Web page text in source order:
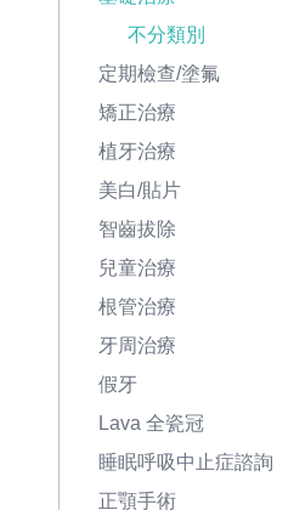
不分類別
定期檢查/塗氟
矯正治療
植牙治療
美白/貼片
智齒拔除
兒童治療
根管治療
牙周治療
假牙
Lava 全瓷冠
睡眠呼吸中止症諮詢
正顎手術